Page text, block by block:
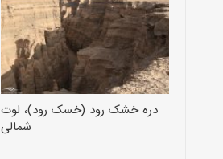
دره خشک رود (خسک رود)، لوت
شمالی